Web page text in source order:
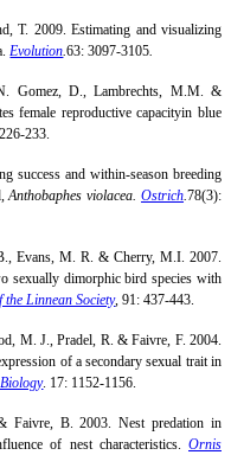
T. 2009. Estimating and visualizing
Evolution.63: 3097-3105.
Gomez, D., Lambrechts, M.M. &
female reproductive capacityin blue
233.
success and within-season breeding
Anthobaphes violacea.Ostrich.78(3):
Evans, M. R. & Cherry, M.I. 2007.
sexually dimorphic bird species with
Linnean Society, 91: 437-443.
M. J., Pradel, R. & Faivre, F. 2004.
of a secondary sexual trait in
. 17: 1152-1156.
Faivre, B. 2003. Nest predation in
of nest characteristics. Ornis